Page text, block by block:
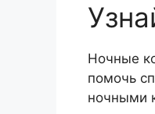
Ночные
помочь
ночными